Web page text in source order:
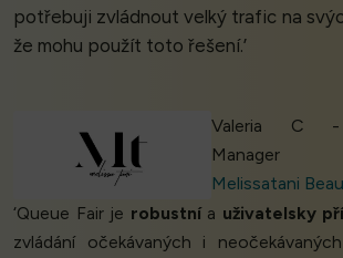
potřebuji zvládnout velký trafic na
že mohu použít toto řešení.’
Valeria C -
Manager
Melissatani
‘Queue Fair je robustnía uživatelsky
zvládání očekávaných i